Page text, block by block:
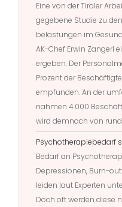
Eine von der Tiroler
gegebene Studie zu
belastungen im
AK-Chef Erwin Zangerl
ergeben. Der
Prozent der
empfunden. An der
nahmen 4.000
wird demnach von
Psychotherapiebedarf
Bedarf an
Depressionen, Burn-
leiden laut Experten
Doch oft werden diese